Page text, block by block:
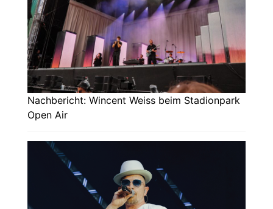
Nachbericht: Wincent Weiss beim Stadionpark
Open Air